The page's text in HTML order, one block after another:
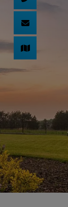
schließen